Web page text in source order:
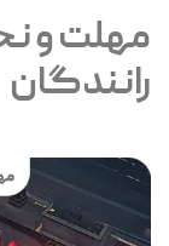
مهلت و
رانندگان